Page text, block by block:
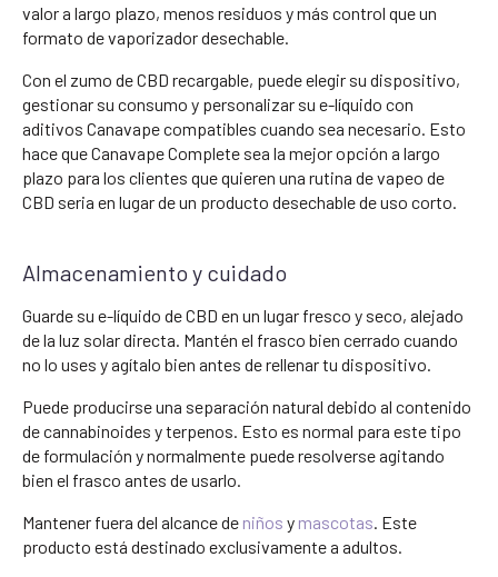
valor a largo plazo, menos residuos y más control que un
formato de vaporizador desechable.
Con el zumo de CBD recargable, puede elegir su dispositivo,
gestionar su consumo y personalizar su e-líquido con
aditivos Canavape compatibles cuando sea necesario. Esto
hace que Canavape Complete sea la mejor opción a largo
plazo para los clientes que quieren una rutina de vapeo de
CBD seria en lugar de un producto desechable de uso corto.
Almacenamiento y cuidado
Guarde su e-líquido de CBD en un lugar fresco y seco, alejado
de la luz solar directa. Mantén el frasco bien cerrado cuando
no lo uses y agítalo bien antes de rellenar tu dispositivo.
Puede producirse una separación natural debido al contenido
de cannabinoides y terpenos. Esto es normal para este tipo
de formulación y normalmente puede resolverse agitando
bien el frasco antes de usarlo.
Mantener fuera del alcance de niños y mascotas . Este
producto está destinado exclusivamente a adultos.